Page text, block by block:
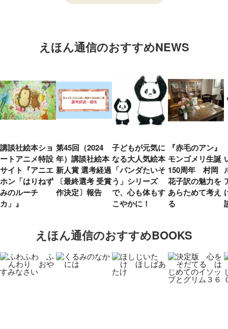
えほん通信のおすすめNEWS
講談社絵本ショ
ートアニメ特設
サイト『アニエ
ホン「はりねず
みのルーチ
カ」』
第45回（2024
年）講談社絵本
新人賞 選考経過
〔最終選考 受賞
作決定〕報告
子どもが元気に
なる大人気絵本
「パンダたいそ
う」シリーズ
で、心も体もす
こやかに！
『赤毛のアン』
モンゴメリ生誕
150周年 村岡
花子訳の魅力を
あらためて考え
る
えほん通信のおすすめBOOKS